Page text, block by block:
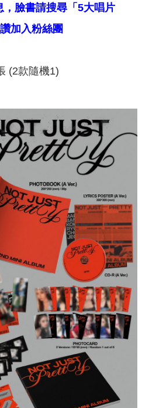
臉書請搜尋「5大唱片
加入粉絲團
(2款隨機1)